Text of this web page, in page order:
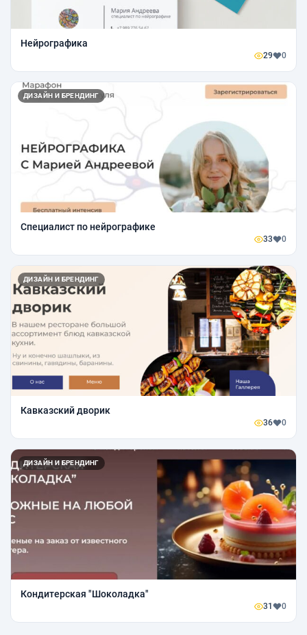
Нейрографика
29 0
ДИЗАЙН И БРЕНДИНГ
Специалист по нейрографике
33 0
ДИЗАЙН И БРЕНДИНГ
Кавказский дворик
36 0
ДИЗАЙН И БРЕНДИНГ
Кондитерская "Шоколадка"
31 0